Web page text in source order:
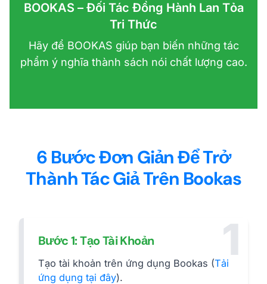
BOOKAS – Đối Tác Đồng Hành Lan Tỏa
Tri Thức
Hãy để BOOKAS giúp bạn biến những tác
phẩm ý nghĩa thành sách nói chất lượng cao.
6 Bước Đơn Giản Để Trở
Thành Tác Giả Trên Bookas
1
Bước 1: Tạo Tài Khoản
Tạo tài khoản trên ứng dụng Bookas (Tải
ứng dụng tại đây).